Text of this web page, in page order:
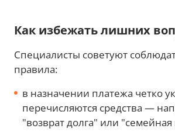
Как избежать лишних
Специалисты советуют
правила:
в назначении платежа четко
перечисляются средства —
"возврат долга" или